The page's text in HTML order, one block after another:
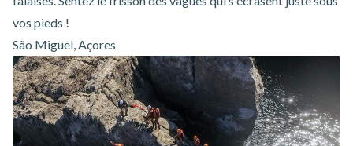
vos pieds !
São Miguel, Açores